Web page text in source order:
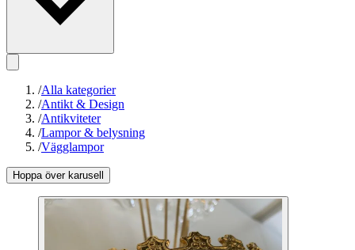
/Alla kategorier
/Antikt & Design
/Antikviteter
/Lampor & belysning
/Vägglampor
Hoppa över karusell